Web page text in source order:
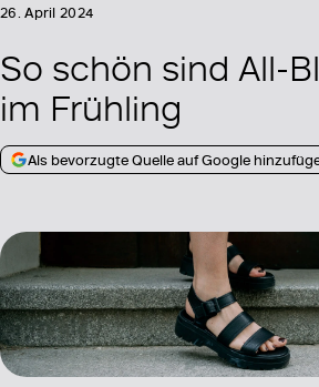
26. April 2024
So schön sind All-
im Frühling
Als bevorzugte Quelle auf Google